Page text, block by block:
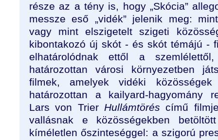
része az a tény is, hogy „Skócia”
messze eső „vidék” jelenik meg:
vagy mint elszigetelt szigeti
kibontakozó új skót - és skót témájú -
elhatárolódnak ettől a
határozottan városi környezetben
filmek, amelyek vidéki
határozottan a kailyard-hagyomány
Lars von Trier Hullámtörés című
vallásnak e közösségekben
kíméletlen őszinteséggel: a szigorú